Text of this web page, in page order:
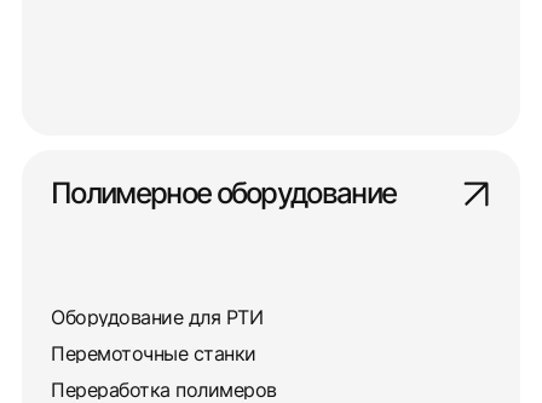
Полимерное оборудование
Оборудование для РТИ
Перемоточные станки
Переработка полимеров